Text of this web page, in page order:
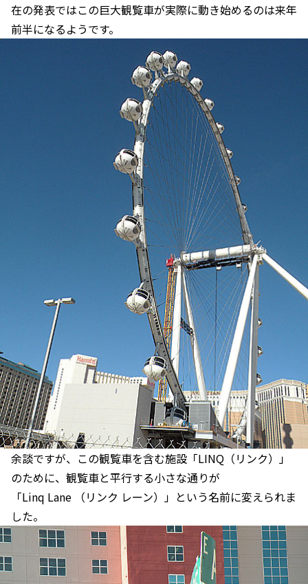
在の発表ではこの巨大観覧車が実際に動き始めるのは来年
前半になるようです。
余談ですが、この観覧車を含む施設「LINQ（リンク）」
のために、観覧車と平行する小さな通りが
「Linq Lane （リンク レーン）」という名前に変えられま
した。